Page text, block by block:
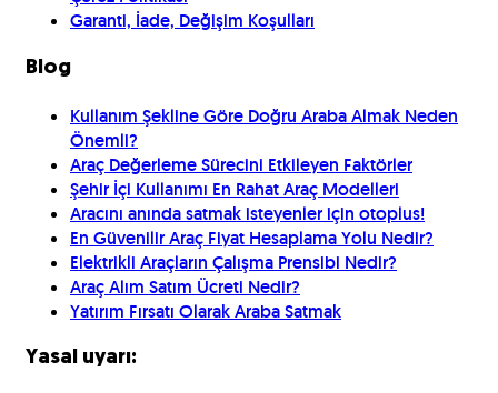
Garanti, İade, Değişim Koşulları
Blog
Kullanım Şekline Göre Doğru Araba Almak Neden
Önemli?
Araç Değerleme Sürecini Etkileyen Faktörler
Şehir İçi Kullanımı En Rahat Araç Modelleri
Aracını anında satmak isteyenler için otoplus!
En Güvenilir Araç Fiyat Hesaplama Yolu Nedir?
Elektrikli Araçların Çalışma Prensibi Nedir?
Araç Alım Satım Ücreti Nedir?
Yatırım Fırsatı Olarak Araba Satmak
Yasal uyarı: